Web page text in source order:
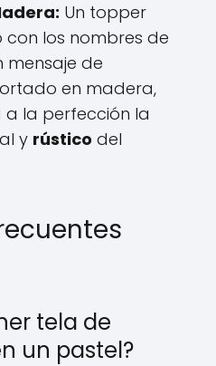
Un topper
los nombres de
mensaje de
en madera,
la perfección la
y rústico del
tela de
un pastel?